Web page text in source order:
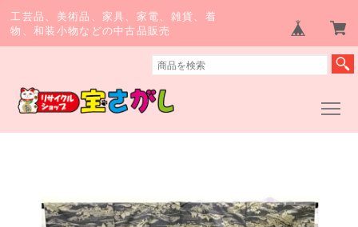
工芸品、美術品、家具、家電、雑貨、着
物、和装小物などの中古品販売